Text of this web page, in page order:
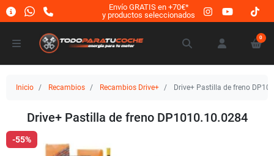
Envío GRATIS en +70€*
y productos seleccionados
0
Inicio Recambios Recambios Drive+ Drive+ Pastilla de freno
Drive+ Pastilla de freno DP1010.10.0284
-55%